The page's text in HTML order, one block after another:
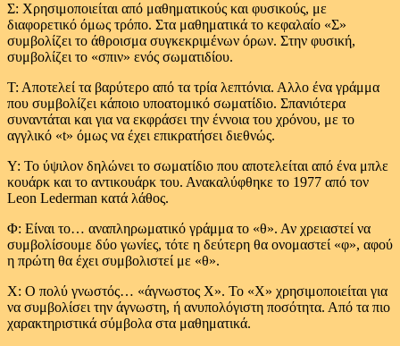
Σ: Χρησιμοποιείται από μαθηματικούς και φυσικούς, με
διαφορετικό όμως τρόπο. Στα μαθηματικά το κεφαλαίο «Σ»
συμβολίζει το άθροισμα συγκεκριμένων όρων. Στην φυσική,
συμβολίζει το «σπιν» ενός σωματιδίου.
Τ: Αποτελεί τα βαρύτερο από τα τρία λεπτόνια. Αλλο ένα γράμμα
που συμβολίζει κάποιο υποατομικό σωματίδιο. Σπανιότερα
συναντάται και για να εκφράσει την έννοια του χρόνου, με το
αγγλικό «t» όμως να έχει επικρατήσει διεθνώς.
Υ: Το ύψιλον δηλώνει το σωματίδιο που αποτελείται από ένα μπλε
κουάρκ και το αντικουάρκ του. Ανακαλύφθηκε το 1977 από τον
Leon Lederman κατά λάθος.
Φ: Είναι το… αναπληρωματικό γράμμα το «θ». Αν χρειαστεί να
συμβολίσουμε δύο γωνίες, τότε η δεύτερη θα ονομαστεί «φ», αφού
η πρώτη θα έχει συμβολιστεί με «θ».
Χ: Ο πολύ γνωστός… «άγνωστος Χ». Το «Χ» χρησιμοποιείται για
να συμβολίσει την άγνωστη, ή ανυπολόγιστη ποσότητα. Από τα πιο
χαρακτηριστικά σύμβολα στα μαθηματικά.